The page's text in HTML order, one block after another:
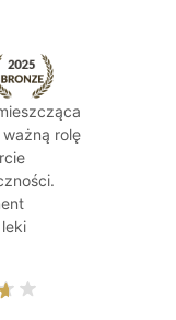
ważną rolę